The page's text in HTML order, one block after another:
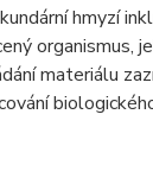
hmyzí
organismus,
materiálu